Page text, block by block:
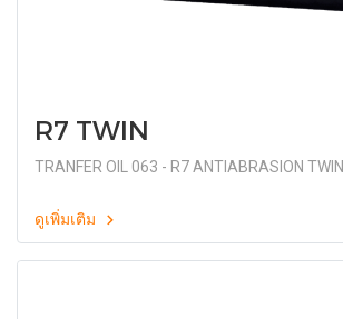
R7 TWIN
TRANFER OIL 063 - R7 ANTIABRASION TWIN
ดูเพิ่มเติม